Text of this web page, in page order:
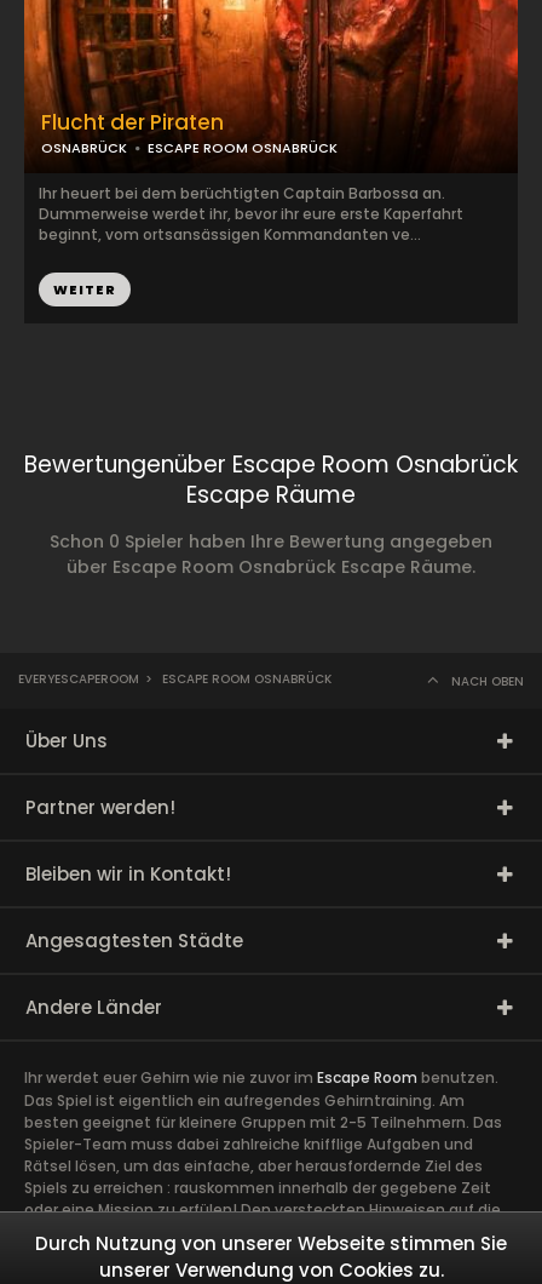
Flucht der Piraten
OSNABRÜCK ESCAPE ROOM OSNABRÜCK
Ihr heuert bei dem berüchtigten Captain Barbossa an.
Dummerweise werdet ihr, bevor ihr eure erste Kaperfahrt
beginnt, vom ortsansässigen Kommandanten ve...
WEITER
Bewertungenüber Escape Room Osnabrück
Escape Räume
Schon 0 Spieler haben Ihre Bewertung angegeben
über Escape Room Osnabrück Escape Räume.
EVERYESCAPEROOM > ESCAPE ROOM OSNABRÜCK NACH OBEN
Über Uns
Partner werden!
Bleiben wir in Kontakt!
Angesagtesten Städte
Andere Länder
Ihr werdet euer Gehirn wie nie zuvor im Escape Room benutzen.
Das Spiel ist eigentlich ein aufregendes Gehirntraining. Am
besten geeignet für kleinere Gruppen mit 2-5 Teilnehmern. Das
Spieler-Team muss dabei zahlreiche knifflige Aufgaben und
Rätsel lösen, um das einfache, aber herausfordernde Ziel des
Spiels zu erreichen : rauskommen innerhalb der gegebene Zeit
oder eine Mission zu erfülen! Den versteckten Hinweisen auf die
Spur zu kommen, erfordert volle Konzentration sowie die Ideen
und Talente aller Spieler. Ein guter Zusammenhalt im Team ist
äußerst wichtig. Ein gemeinsames Abenteuer schafft Vertrauen
Durch Nutzung von unserer Webseite stimmen Sie
unserer Verwendung von Cookies zu.